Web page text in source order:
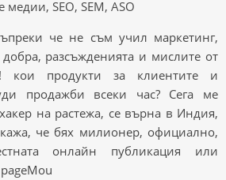
медии, SEO, SEM, ASO
че не съм учил маркетинг,
разсъжденията и мислите от
кои продукти за клиентите и
продажби всеки час? Сега ме
на растежа, се върна в Индия,
че бях милионер, официално,
онлайн публикация или